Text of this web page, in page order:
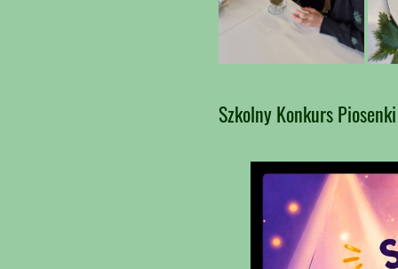
Szkolny Konkurs Piosenki